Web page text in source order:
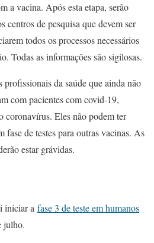
a vacina. Após esta etapa, serão
centros de pesquisa que devem ser
todos os processos necessários
Todas as informações são sigilosas.
profissionais da saúde que ainda não
com pacientes com covid-19,
coronavírus. Eles não podem ter
fase de testes para outras vacinas. As
estar grávidas.
iniciar a fase 3 de teste em humanos
julho.